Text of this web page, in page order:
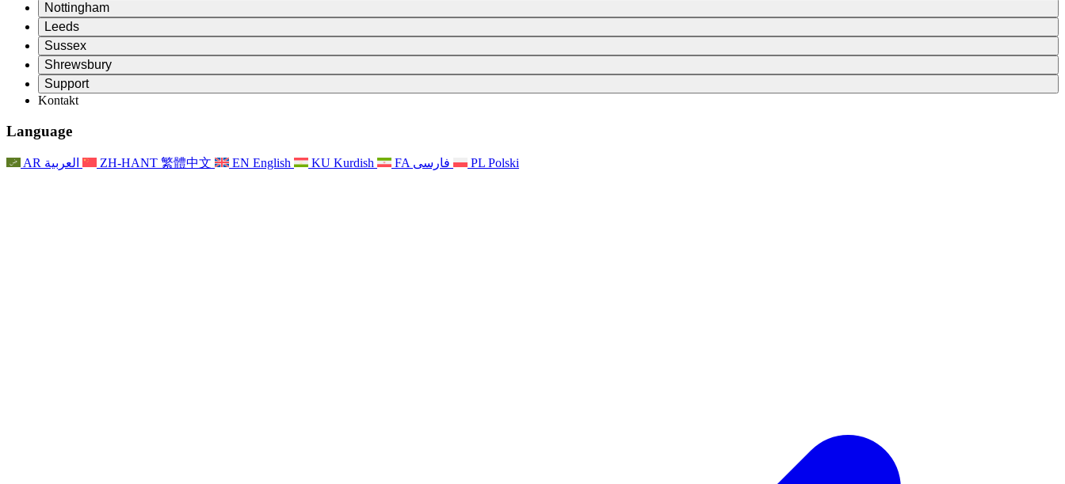
Nottingham
Review
Przewodniczący Przeglądu
Niezależny zespół recenzentów
Zakres uprawnień
Raport końcowy z niezależnego przeglądu
Często zadawane pytania
Proces przekazywania informacji zwrotnych przez rodzinę
Biuletyny informacyjne
Leeds
Review
Przewodniczący Przeglądu
Niezależny zespół recenzentów
Zakres wymagań i obowiązków
Kontakt
Wsparcie psychologiczne dla rodzin
Aktualizacje dla rodzin
Zdarzenia
For Staff
Sussex
Review
Przewodniczący Przeglądu
Niezależny zespół recenzentów
Zakres uprawnień
For Families
Aktualizacje dla rodzin
Shrewsbury
Review
Zakres zadań w zakresie oceny macierzyństwa
Raport końcowy z niezależnego przeglądu
Pierwszy raport z niezależnego przeglądu
For Families
Support
Leeds
Nottingham
Rodzinna Służba Wsparcia Psychologicznego
Wsparcie w sytuacjach kryzysowych związanych ze zdrowiem psychicznym
Usługi regionalne Nottingham
Kontakt
Language
AR العربية ZH-HANT 繁體中文 EN English KU Kurdish FA فارسی PL Polski